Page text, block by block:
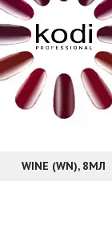
WINE (WN), 8МЛ